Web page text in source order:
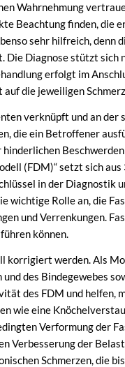
Wahrnehmung
Beachtung finden, die
sehr hilfreich, denn
Die Diagnose stützt sich
erfolgt im
die jeweiligen
verknüpft und an der
die ein Betroffener
hinderlichen
(FDM)“ setzt sich
in der Diagnostik
wichtige Rolle an, die
und Verrenkungen.
können.
korrigiert werden. Als
des Bindegewebes
des FDM und helfen,
wie eine
Verformung der
Verbesserung der
Schmerzen, die